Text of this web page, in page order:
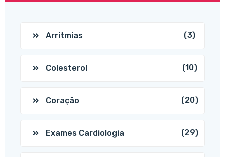
Arritmias (3)
Colesterol (10)
Coração (20)
Exames Cardiologia (29)